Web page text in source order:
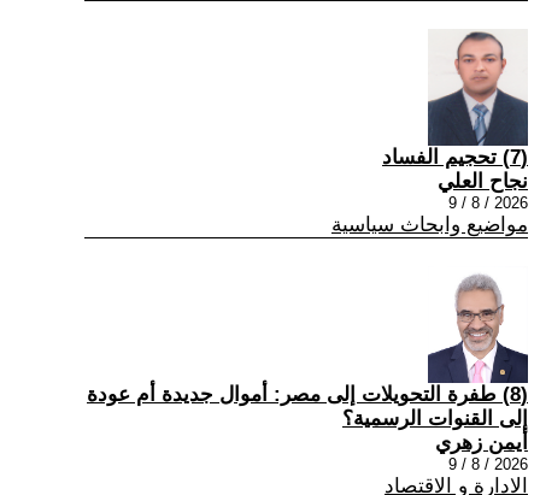
(7) تحجيم الفساد
نجاح العلي
2026 / 8 / 9
مواضيع وابحاث سياسية
(8) طفرة التحويلات إلى مصر: أموال جديدة أم عودة
إلى القنوات الرسمية؟
أيمن زهري
2026 / 8 / 9
الادارة و الاقتصاد